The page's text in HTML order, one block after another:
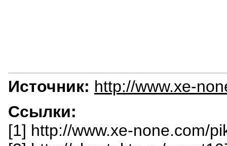
Источник: http://www.xe-
Ссылки:
[1] http://www.xe-none.com/